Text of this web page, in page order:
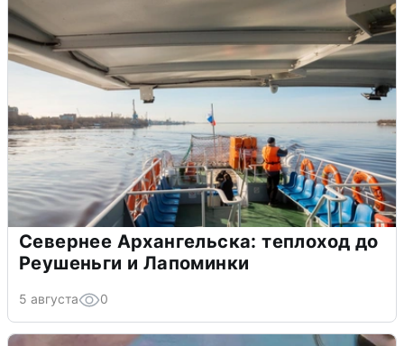
Севернее Архангельска: теплоход до
Реушеньги и Лапоминки
5 августа 0